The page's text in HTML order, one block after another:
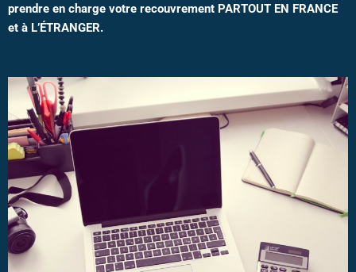
prendre en charge votre recouvrement PARTOUT EN FRANCE
et à L’ÉTRANGER.